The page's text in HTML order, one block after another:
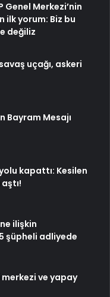
Genel Merkezi’nin
ilk yorum: Biz bu
değiliz
uçağı, askeri
Bayram Mesajı
kapattı: Kesilen
ilişkin
şüpheli adliyede
ve yapay